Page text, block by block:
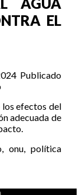
EL
Publicado
los efectos del
adecuada de
,onu,política